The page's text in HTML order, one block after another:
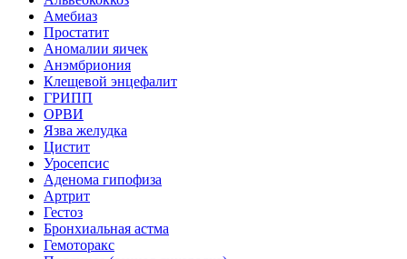
Амебиаз
Простатит
Аномалии яичек
Анэмбриония
Клещевой энцефалит
ГРИПП
ОРВИ
Язва желудка
Цистит
Уросепсис
Аденома гипофиза
Артрит
Гестоз
Бронхиальная астма
Гемоторакс